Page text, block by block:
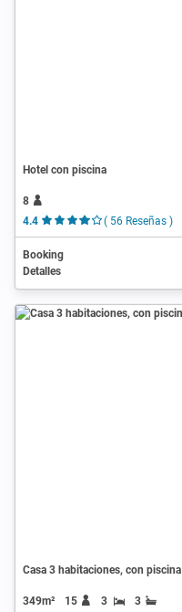
Hotel con piscina
8
4.4
( 56 Reseñas )
Booking
Detalles
Casa 3 habitaciones, con piscina
349m² 15 3
3